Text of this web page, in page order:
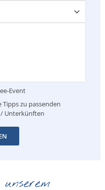
Event
Tipps zu passenden
Unterkünften